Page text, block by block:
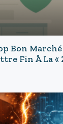
Bon
Fin À La «
: Le
Du Botox